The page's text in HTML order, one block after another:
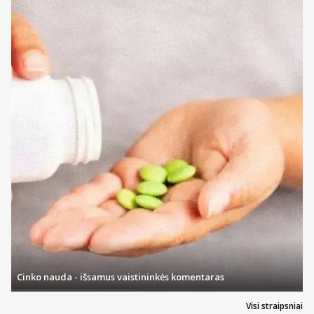
švelnus, minkšti šereliai jums bus saugiausias variantas.
Priklausomai nuo šerelių kietumo ir nuo to, kokio stiprumo judesiais
valote dantis, išvysčius ydingus įpročius bei turint per kietą šepetėlį,
gali kilti rizika pažeisti dantis saugantį emalį, šaknų paviršių ir
dantenas. Suapvalinti šerelių galiukai užtikrina dar didesnę
apsaugą. Dėl to, kurių šerelių nauda bus didžiausia, visada
rekomenduos jūsų odontologai.
Pasirinkimas taip pat dažnai daromas pagal tai ar šepetėlis gauna
odontologų bei dantų priežiūros ekspertų rekomendacijas. Philips
elektriniai dantų šepetėliai, Oral-B, Gum ir kitų gamintojų dantų
šepetėliai dažnai būna tarp geriausius įvertinimus turinčių.
Savaime suprantama, kad besirenkantiems bet kurias burnos
higienos prekes, tarp kurių patenka ir dantų šepetėliai ir irigatoriai,
bus svarbi ir jų kaina. Visada norisi jas pirkti pigiau. Geriausi
Eurovaistinės pasiūlymai visada pažymimi prekių kataloge. Jeigu
matote, kad taikoma akcija ir šepetėlis ar rinkinys kainuoja pigiau –
galite nedvejoti ir žinoti, jog dabar yra geriausias metas pirkti.
Daugiausiai ypatingų pasiūlymų bei didelių nuolaidų tikėtis gali
mūsų Lojalumo klubo nariai!
Nauda perkant dantų šepetėlius internetu
Jokių eilių, gausus prekių asortimentas, patrauklios kainos, daug
akcijų ir įvairių pasiūlymų, platus atsiskaitymo ir pristatymo
Visi straipsniai
Cinko nauda - išsamus vaistininkės komentaras